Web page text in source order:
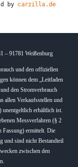
by carzilla.de
– 91781 Weißenburg
und den offiziellen
können dem „Leitfaden
den Stromverbrauch
allen Verkaufsstellen und
erhältlich ist.
Messverfahren (§ 2
ermittelt. Die
und sind nicht Bestandteil
zwischen den